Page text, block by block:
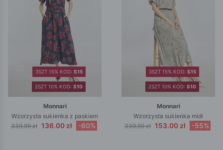
2SZT 10% KOD: S10
3SZT 15% KOD: S15
Monnari
Wzorzysta sukienka z paskiem
339.99 zł 136.00 zł -60%
2SZT 10% KOD: S10
3SZT 15% KOD: S15
Monnari
Wzorzysta sukienka midi
339.99 zł 153.00 zł -55%